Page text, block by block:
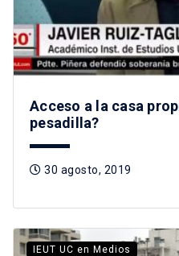
Acceso a la casa
pesadilla?
30 agosto, 2019
IEUT UC en Medios